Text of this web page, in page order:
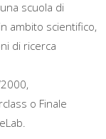
scuola di
ambito scientifico,
di ricerca
o Finale